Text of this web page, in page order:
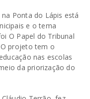
Ponta do Lápis está
e o tema
O Papel do Tribunal
projeto tem o
nas escolas
da priorização do